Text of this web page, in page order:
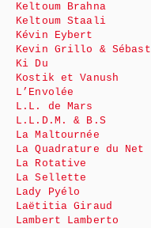
Keltoum Brahna
Keltoum Staali
Kévin Eybert
Kevin Grillo &
Ki Du
Kostik et Vanush
L’Envolée
L.L. de Mars
L.L.D.M. & B.S
La Maltournée
La Quadrature du Net
La Rotative
La Sellette
Lady Pyélo
Laëtitia Giraud
Lambert Lamberto